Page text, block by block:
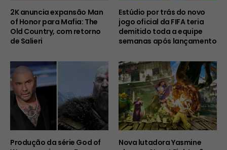
2K anuncia expansão Man
of Honor para Mafia: The
Old Country, com retorno
de Salieri
Estúdio por trás do novo
jogo oficial da FIFA teria
demitido toda a equipe
semanas após lançamento
Produção da série God of
Nova lutadora Yasmine